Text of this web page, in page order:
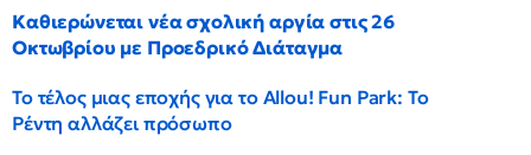
Καθιερώνεται νέα σχολική αργία στις 26
Οκτωβρίου με Προεδρικό Διάταγμα
Το τέλος μιας εποχής για το Allou! Fun Park: Το
Ρέντη αλλάζει πρόσωπο